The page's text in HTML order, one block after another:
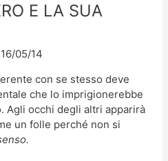
E LA SUA
16/05/14
con se stesso deve
che lo imprigionerebbe
Agli occhi degli altri apparirà
un folle perché non si